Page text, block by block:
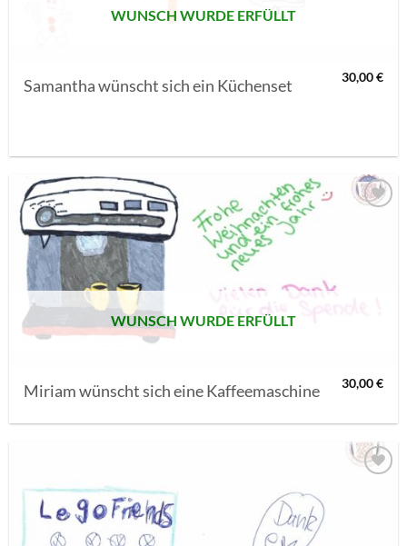
WUNSCH WURDE ERFÜLLT
Samantha wünscht sich ein Küchenset 30,00€
WUNSCH WURDE ERFÜLLT
Miriam wünscht sich eine Kaffeemaschine 30,00€
MERKLISTE
SETZEN